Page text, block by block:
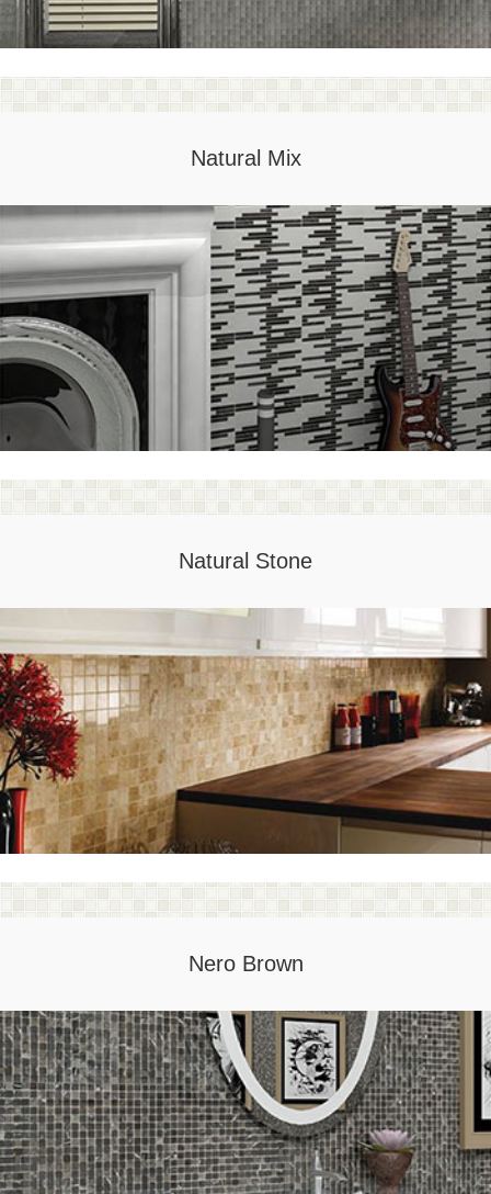
Natural Mix
Natural Stone
Nero Brown